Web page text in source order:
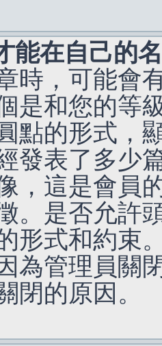
能在自己的
時，可能會
是和您的等
點的形式，
發表了多少
，這是會員
。是否允許
形式和約束
為管理員關
閉的原因。